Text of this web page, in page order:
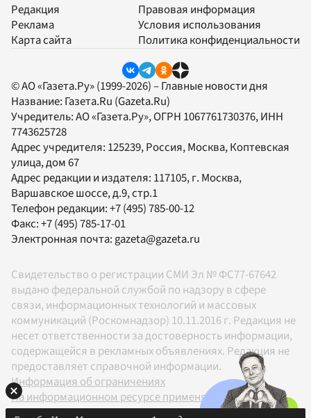
Редакция
Реклама
Карта сайта
Правовая информация
Условия использования
Политика конфиденциальности
© АО «Газета.Ру» (1999-2026) – Главные новости дня
Название: Газета.Ru (Gazeta.Ru)
Учредитель:АО «Газета.Ру», ОГРН 1067761730376, ИНН
7743625728
Адрес учредителя: 125239, Россия, Москва, Коптевская
улица, дом 67
Адрес редакции и издателя: 117105, г. Москва,
Варшавское шоссе, д.9, стр.1
Телефон редакции:+7 (495) 785-00-12
Факс:+7 (495) 785-17-01
Электронная почта:gazeta@gazeta.ru
Свидетельство о регистрации СМИ Эл № ФС77-67642
выдано федеральной службой по надзору в сфере
связи, информационных технологий и массовых
коммуникаций (Роскомнадзор) 10.11.2016 г. Редакция не
несет ответственности за достоверность информации,
содержащейся в рекламных объявлениях. Редакция не
предоставляет справочной информации.
Информация об ограничениях
На информационном ресурсе применяются
рекомендательные технологии в соответствии с